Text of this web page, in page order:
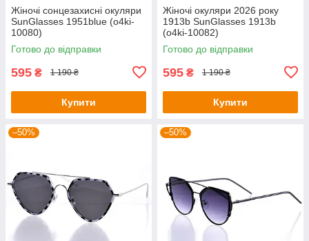
Жіночі сонцезахисні окуляри
SunGlasses 1951blue (o4ki-
10080)
Готово до відправки
595 ₴ 1 190 ₴
Купити
Жіночі окуляри 2026 року
1913b SunGlasses 1913b
(o4ki-10082)
Готово до відправки
595 ₴ 1 190 ₴
Купити
–50% –50%